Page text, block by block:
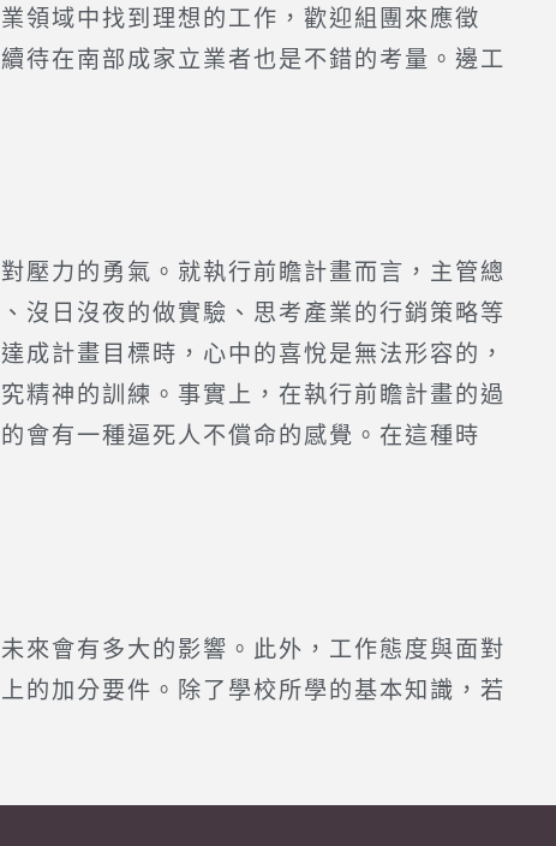
領域中找到理想的工作，歡迎組團來應徵
待在南部成家立業者也是不錯的考量。邊工
壓力的勇氣。就執行前瞻計畫而言，主管總
沒日沒夜的做實驗、思考產業的行銷策略等
成計畫目標時，心中的喜悅是無法形容的，
精神的訓練。事實上，在執行前瞻計畫的過
會有一種逼死人不償命的感覺。在這種時
來會有多大的影響。此外，工作態度與面對
的加分要件。除了學校所學的基本知識，若